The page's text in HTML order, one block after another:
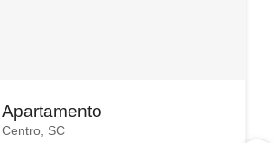
Apartamento
Centro, SC